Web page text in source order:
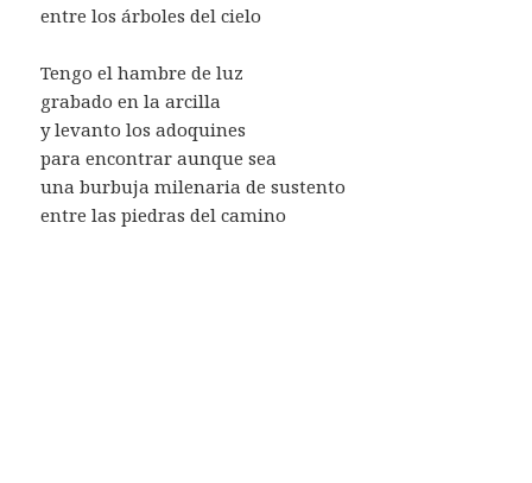
entre los árboles del cielo
Tengo el hambre de luz
grabado en la arcilla
y levanto los adoquines
para encontrar aunque sea
una burbuja milenaria de sustento
entre las piedras del camino